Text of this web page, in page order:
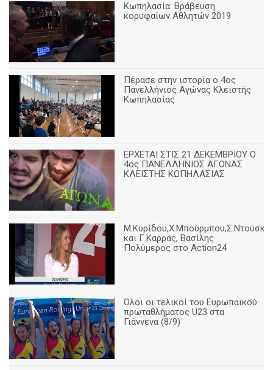
Κωπηλασία: Βράβευση
κορυφαίων Αθλητών 2019
Πέρασε στην ιστορία ο 4ος
Πανελλήνιος Αγώνας Κλειστής
Κωπηλασίας
ΕΡΧΕΤΑΙ ΣΤΙΣ 21 ΔΕΚΕΜΒΡΙΟΥ Ο
4ος ΠΑΝΕΛΛΗΝΙΟΣ ΑΓΩΝΑΣ
ΚΛΕΙΣΤΗΣ ΚΩΠΗΛΑΣΙΑΣ
και Γ.Καρράς, Βασίλης
Πολύμερος στο Action24
Όλοι οι τελικοί του Ευρωπαϊκού
πρωταθλήματος U23 στα
Γιάννενα (8/9)